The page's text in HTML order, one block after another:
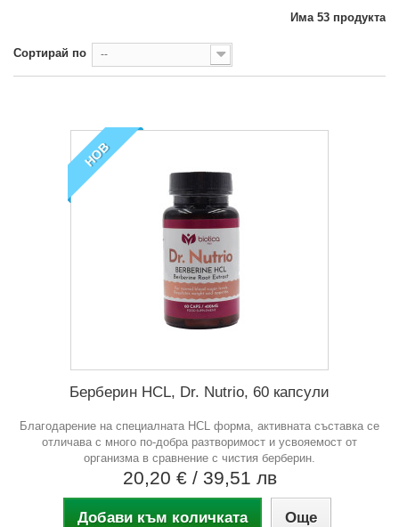
Има 53 продукта
Сортирай по --
НОВ
Берберин HCL, Dr. Nutrio, 60 капсули
Благодарение на специалната HCL форма, активната съставка се
отличава с много по-добра разтворимост и усвояемост от
организма в сравнение с чистия берберин.
20,20 € / 39,51 лв
Добави към количката Още